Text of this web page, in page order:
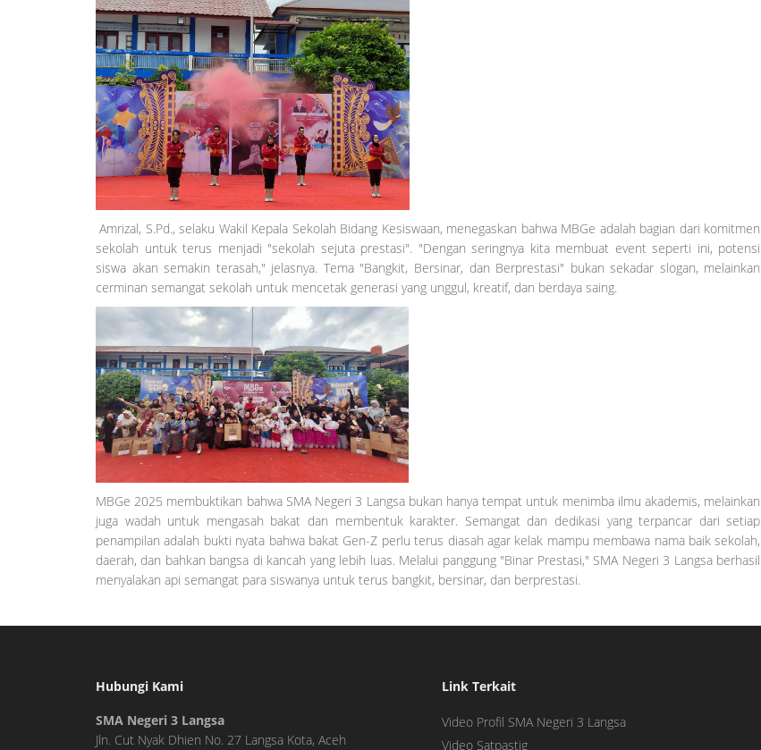
Amrizal, S.Pd., selaku Wakil Kepala Sekolah Bidang Kesiswaan, menegaskan bahwa MBGe adalah bagian dari komitmen
sekolah untuk terus menjadi "sekolah sejuta prestasi". "Dengan seringnya kita membuat event seperti ini, potensi
siswa akan semakin terasah," jelasnya. Tema "Bangkit, Bersinar, dan Berprestasi" bukan sekadar slogan, melainkan
cerminan semangat sekolah untuk mencetak generasi yang unggul, kreatif, dan berdaya saing.
MBGe 2025 membuktikan bahwa SMA Negeri 3 Langsa bukan hanya tempat untuk menimba ilmu akademis, melainkan
juga wadah untuk mengasah bakat dan membentuk karakter. Semangat dan dedikasi yang terpancar dari setiap
penampilan adalah bukti nyata bahwa bakat Gen-Z perlu terus diasah agar kelak mampu membawa nama baik sekolah,
daerah, dan bahkan bangsa di kancah yang lebih luas. Melalui panggung "Binar Prestasi," SMA Negeri 3 Langsa berhasil
menyalakan api semangat para siswanya untuk terus bangkit, bersinar, dan berprestasi.
Hubungi Kami
SMA Negeri 3 Langsa
Jln. Cut Nyak Dhien No. 27 Langsa Kota, Aceh
Link Terkait
Video Profil SMA Negeri 3 Langsa
Video Satpastig